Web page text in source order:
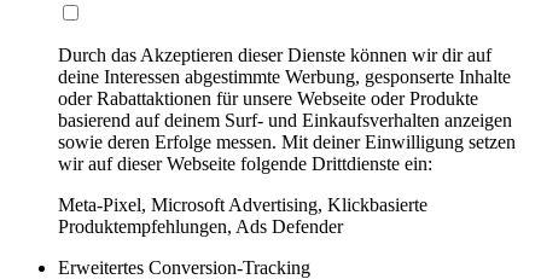
Durch das Akzeptieren dieser Dienste können wir dir auf
deine Interessen abgestimmte Werbung, gesponserte Inhalte
oder Rabattaktionen für unsere Webseite oder Produkte
basierend auf deinem Surf- und Einkaufsverhalten anzeigen
sowie deren Erfolge messen. Mit deiner Einwilligung setzen
wir auf dieser Webseite folgende Drittdienste ein:
Meta-Pixel, Microsoft Advertising, Klickbasierte
Produktempfehlungen, Ads Defender
Erweitertes Conversion-Tracking